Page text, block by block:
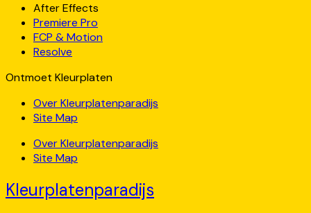
After Effects
Premiere Pro
FCP & Motion
Resolve
Ontmoet Kleurplaten
Over Kleurplatenparadijs
Site Map
Over Kleurplatenparadijs
Site Map
Kleurplatenparadijs